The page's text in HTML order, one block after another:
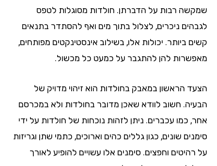
שמקשה רבות על הדברתן. חולדות מסוגלות לטפס
לגבהים ניכרים, לצלול בתוך מים ואף להסתדר בתנאים
קשים ביותר. יכולות אלו, בשילוב אינסטינקטים מפותחים,
מאפשרות להן להתגבר על כמעט כל מכשול.
הצעד הראשון במאבק בחולדות הוא זיהוי מדויק של
הבעיה. חשוב לוודא שאכן מדובר בחולדות ולא במכרסם
אחר, כמו עכברים. ניתן לזהות נוכחות של חולדות על ידי
סימנים שונים, כגון גללים כהים וארוכים, כתמי שתן וגריזות
על רהיטים וחפצים. סימנים אלו עשויים להופיע לאורך